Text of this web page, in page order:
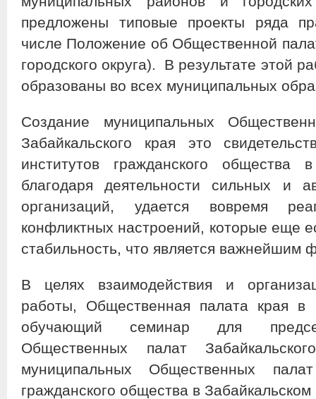
предложены типовые проекты ряда
числе Положение об Общественной
городского округа). В результате этой
образованы во всех муниципальных
Создание муниципальных
Забайкальского края это
институтов гражданского
благодаря деятельности сильных и
организаций, удается вовремя
конфликтных настроений, которые еще
стабильность, что является важнейшим
В целях взаимодействия и
работы, Общественная палата края в
обучающий семинар для
Общественных палат
муниципальных Общественных
гражданского общества в Забайкальском